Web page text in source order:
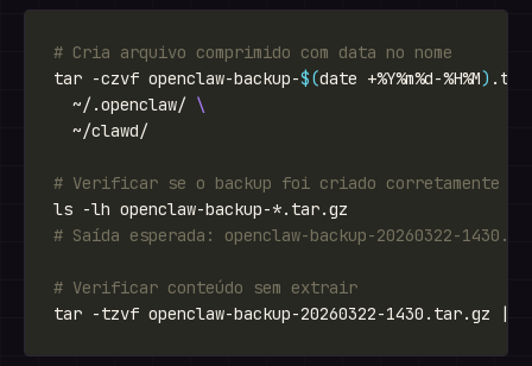
# Cria arquivo comprimido com data no nome
tar -czvf openclaw-backup-$(date +%Y%m%d-%H%M)
  ~/.openclaw/
# Verificar se o backup foi criado corretamente
# Saída esperada: openclaw-backup-20260322-
# Verificar conteúdo sem extrair